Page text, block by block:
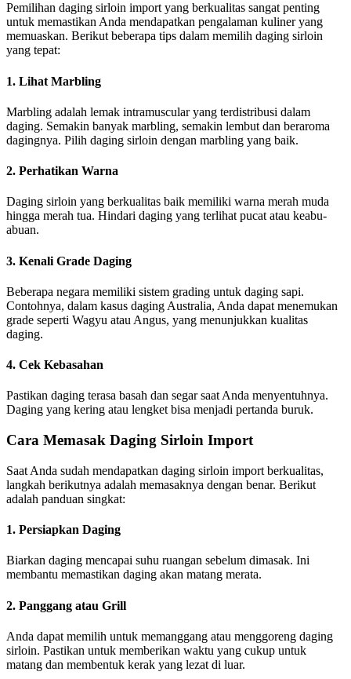
Pemilihan daging sirloin import yang berkualitas sangat penting
untuk memastikan Anda mendapatkan pengalaman kuliner yang
memuaskan. Berikut beberapa tips dalam memilih daging sirloin
yang tepat:
1. Lihat Marbling
Marbling adalah lemak intramuscular yang terdistribusi dalam
daging. Semakin banyak marbling, semakin lembut dan beraroma
dagingnya. Pilih daging sirloin dengan marbling yang baik.
2. Perhatikan Warna
Daging sirloin yang berkualitas baik memiliki warna merah muda
hingga merah tua. Hindari daging yang terlihat pucat atau keabu-
abuan.
3. Kenali Grade Daging
Beberapa negara memiliki sistem grading untuk daging sapi.
Contohnya, dalam kasus daging Australia, Anda dapat menemukan
grade seperti Wagyu atau Angus, yang menunjukkan kualitas
daging.
4. Cek Kebasahan
Pastikan daging terasa basah dan segar saat Anda menyentuhnya.
Daging yang kering atau lengket bisa menjadi pertanda buruk.
Cara Memasak Daging Sirloin Import
Saat Anda sudah mendapatkan daging sirloin import berkualitas,
langkah berikutnya adalah memasaknya dengan benar. Berikut
adalah panduan singkat:
1. Persiapkan Daging
Biarkan daging mencapai suhu ruangan sebelum dimasak. Ini
membantu memastikan daging akan matang merata.
2. Panggang atau Grill
Anda dapat memilih untuk memanggang atau menggoreng daging
sirloin. Pastikan untuk memberikan waktu yang cukup untuk
matang dan membentuk kerak yang lezat di luar.